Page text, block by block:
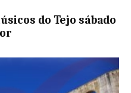
do Tejo sábado